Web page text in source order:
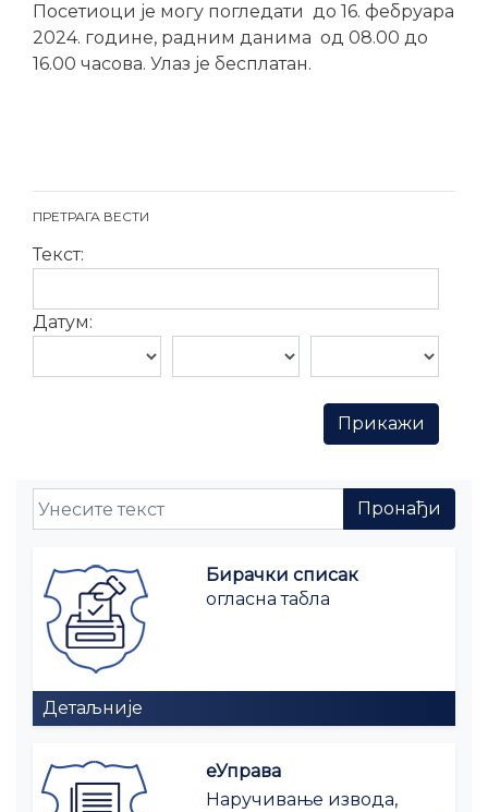
Посетиоци је могу погледати до 16. фебруара
2024. године, радним данима од 08.00 до
16.00 часова. Улаз је бесплатан.
ПРЕТРАГА ВЕСТИ
Текст:
Датум:
Бирачки списак
огласна табла
Детаљније
еУправа
Наручивање извода,